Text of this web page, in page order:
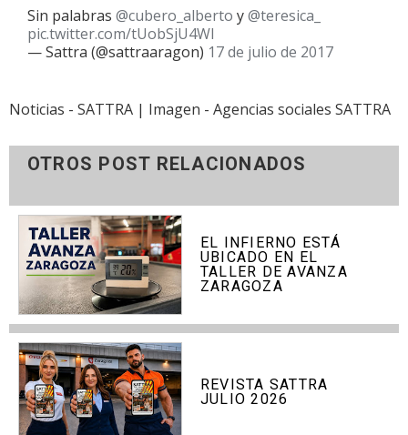
Sin palabras @cubero_alberto y@teresica_
pic.twitter.com/tUobSjU4WI
— Sattra (@sattraaragon) 17 de julio de 2017
Noticias - SATTRA | Imagen - Agencias sociales SATTRA
OTROS POST RELACIONADOS
EL INFIERNO ESTÁ
UBICADO EN EL
TALLER DE AVANZA
ZARAGOZA
REVISTA SATTRA
JULIO 2026